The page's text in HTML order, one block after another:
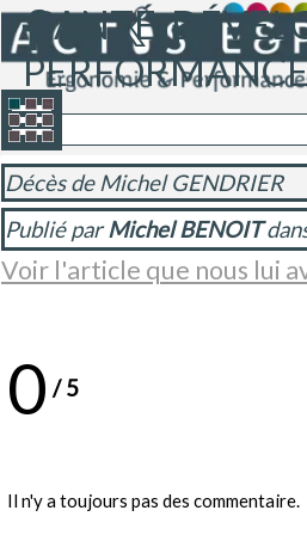
SANTÉ,
Sauter le menu
Décès de Michel GENDRIER
Publié parMichel BENOIT
Voir l'article que nous lui
0 /5
Il n'y a toujours pas des commentaire.